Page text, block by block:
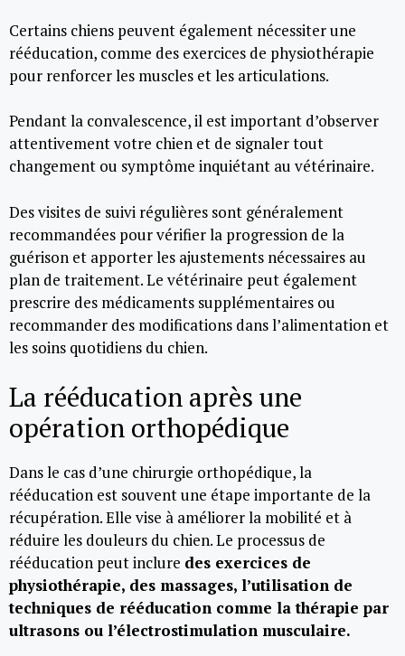
Certains chiens peuvent également nécessiter une
rééducation, comme des exercices de physiothérapie
pour renforcer les muscles et les articulations.
Pendant la convalescence, il est important d’observer
attentivement votre chien et de signaler tout
changement ou symptôme inquiétant au vétérinaire.
Des visites de suivi régulières sont généralement
recommandées pour vérifier la progression de la
guérison et apporter les ajustements nécessaires au
plan de traitement. Le vétérinaire peut également
prescrire des médicaments supplémentaires ou
recommander des modifications dans l’alimentation et
les soins quotidiens du chien.
La rééducation après une
opération orthopédique
Dans le cas d’une chirurgie orthopédique, la
rééducation est souvent une étape importante de la
récupération. Elle vise à améliorer la mobilité et à
réduire les douleurs du chien. Le processus de
rééducation peut inclure des exercices de
physiothérapie, des massages, l’utilisation de
techniques de rééducation comme la thérapie par
ultrasons ou l’électrostimulation musculaire.